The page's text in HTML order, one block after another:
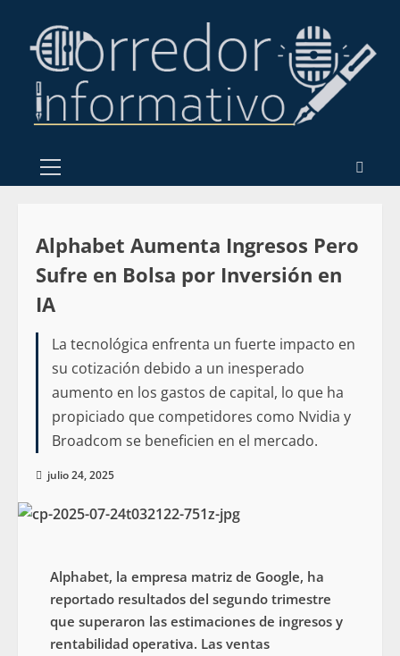
Alphabet Aumenta Ingresos Pero
Sufre en Bolsa por Inversión en
IA
La tecnológica enfrenta un fuerte impacto en
su cotización debido a un inesperado
aumento en los gastos de capital, lo que ha
propiciado que competidores como Nvidia y
Broadcom se beneficien en el mercado.
julio 24, 2025
Alphabet, la empresa matriz de Google, ha
reportado resultados del segundo trimestre
que superaron las estimaciones de ingresos y
rentabilidad operativa. Las ventas